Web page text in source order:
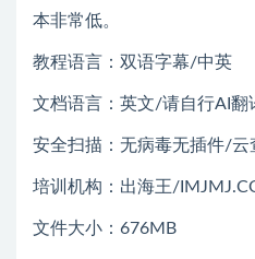
本非常低。
教程语言：双语字幕/中英
文档语言：英文/请自行AI翻
安全扫描：无病毒无插件/
培训机构：出海王/
文件大小：676MB